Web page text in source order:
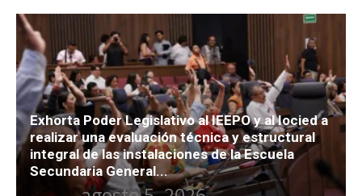
Exhorta Poder Legislativo al IEEPO y al Iocied a
realizar una evaluación técnica y estructural
integral de las instalaciones de la Escuela
Secundaria General...